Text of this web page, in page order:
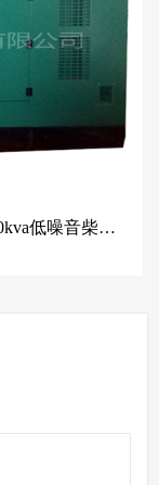
大功率发电机 400KW千瓦潍柴动力 500kva低噪音柴油发电机组 全国联保